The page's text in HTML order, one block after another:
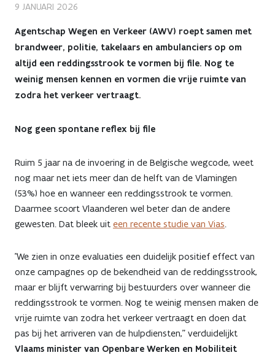
Hulpverleners
zoeken
7,9
miljoen
in
nieuwe
campagne
Wegen
en
Verkeer
9 JANUARI 2026
Agentschap Wegen en Verkeer (AWV) roept samen met
brandweer, politie, takelaars en ambulanciers op om
altijd een reddingsstrook te vormen bij file. Nog te
weinig mensen kennen en vormen die vrije ruimte van
zodra het verkeer vertraagt.
Nog geen spontane reflex bij file
Ruim 5 jaar na de invoering in de Belgische wegcode, weet
nog maar net iets meer dan de helft van de Vlamingen
(53%) hoe en wanneer een reddingsstrook te vormen.
Daarmee scoort Vlaanderen wel beter dan de andere
gewesten. Dat bleek uit een recente studie van Vias
"We zien in onze evaluaties een duidelijk positief effect van
onze campagnes op de bekendheid van de reddingsstrook,
maar er blijft verwarring bij bestuurders over wanneer die
reddingsstrook te vormen. Nog te weinig mensen maken de
vrije ruimte van zodra het verkeer vertraagt en doen dat
pas bij het arriveren van de hulpdiensten," verduidelijkt
Vlaams minister van Openbare Werken en Mobiliteit